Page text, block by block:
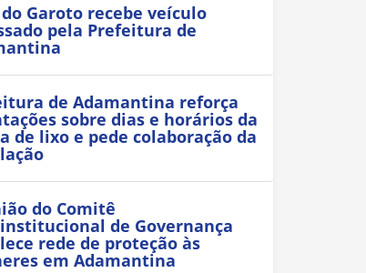
do Garoto recebe veículo
pela Prefeitura de
de Adamantina reforça
sobre dias e horários da
de lixo e pede colaboração da
do Comitê
de Governança
rede de proteção às
em Adamantina